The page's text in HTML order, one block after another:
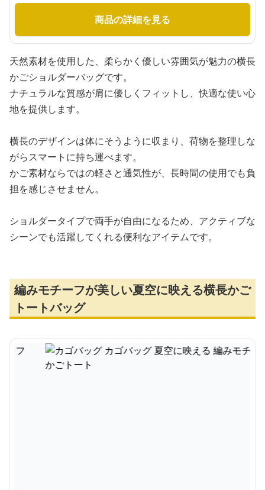
商品の詳細を見る
天然素材を使用した、柔らかく優しい雰囲気が魅力の横長
かごショルダーバッグです。
ナチュラルな質感が肩に優しくフィットし、快適な使い心
地を提供します。
横長のデザインは体にそうように収まり、荷物を整理しな
がらスマートに持ち運べます。
かご素材ならではの軽さと通気性が、長時間の使用でも負
担を感じさせません。
ショルダータイプで両手が自由になるため、アクティブな
シーンでも活躍してくれる便利なアイテムです。
編みモチーフが美しい夏空に映える横長かご
トートバッグ